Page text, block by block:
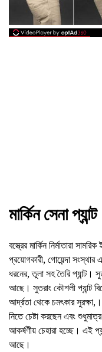
মার্কিন সেনা প্যান্ট
বস্ত্রের মার্কিন নির্মাতারা
প্রয়োগকারী, গোয়েন্দা
ধরনের, তুলা সহ তৈরি প্যান্ট।
আছে। সুতরাং কৌশলী প্যান্ট
আর্দ্রতা থেকে চমৎকার
নিতে চেষ্টা করছেন এবং
আকর্ষণীয় চেহারা হচ্ছে। এই
আছে।